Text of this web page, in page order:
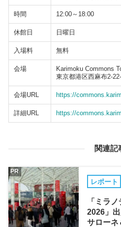
時間 12:00～18:00
休館日 日曜日
入場料 無料
会場
Karimoku Commons
東京都港区西麻布2-
会場URL https://
詳細URL https://
関連記
レポート
「ミラ
2026」
サローネ
PR